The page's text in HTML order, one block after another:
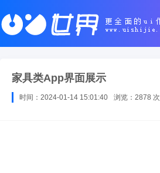
家具类app界面展示
时间：2024-01-14 15:01:40 浏览：2878 次